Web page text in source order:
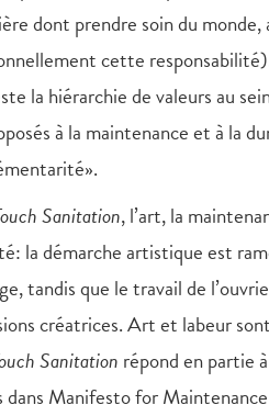
dont prendre soin du
cette
la hiérarchie de valeurs au
à la maintenance et à la
Sanitation, l’art, la
la démarche artistique est
tandis que le travail de
créatrices. Art et labeur
Sanitation répond en partie
dans Manifesto for